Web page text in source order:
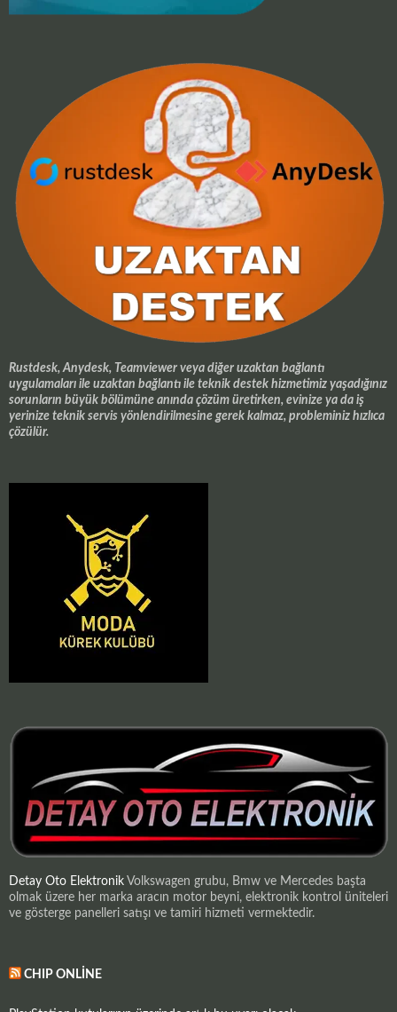
Rustdesk, Anydesk, Teamviewer veya diğer uzaktan bağlantı
uygulamaları ile uzaktan bağlantı ile teknik destek hizmetimiz yaşadığınız
sorunların büyük bölümüne anında çözüm üretirken, evinize ya da iş
yerinize teknik servis yönlendirilmesine gerek kalmaz, probleminiz hızlıca
çözülür.
Detay Oto Elektronik Volkswagen grubu, Bmw ve Mercedes başta
olmak üzere her marka aracın motor beyni, elektronik kontrol üniteleri
ve gösterge panelleri satışı ve tamiri hizmeti vermektedir.
CHIP ONLINE